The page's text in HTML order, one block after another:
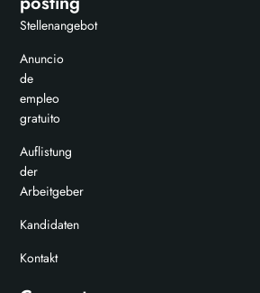
Stellenangebot
Anuncio
de
empleo
gratuito
Auflistung
der
Arbeitgeber
Kandidaten
Kontakt